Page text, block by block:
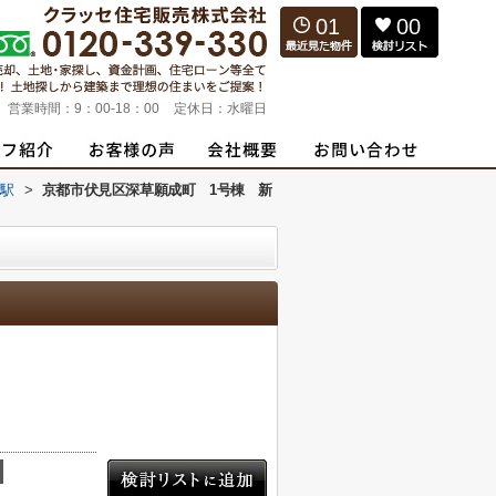
営業時間： 9：00-18：00 定休日： 水曜日
01 00
> 京都市伏見区深草願成町 1号棟 新